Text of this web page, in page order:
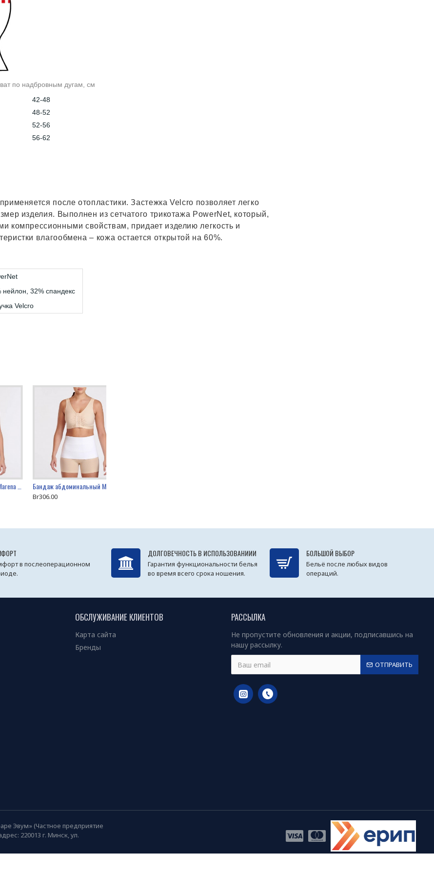
по надбровным дугам, см
42-48
48-52
52-56
56-62
после отопластики. Застежка Velcro позволяет легко
изделия. Выполнен из сетчатого трикотажа PowerNet, который,
компрессионными свойствам, придает изделию легкость и
влагообмена – кожа остается открытой на 60%.
нейлон, 32% спандекс
Velcro
AB3 Бандаж абдоминальный Marena AB3X
Br306.00
в послеоперационном
ДОЛГОВЕЧНОСТЬ В ИСПОЛЬЗОВАНИИИ
Гарантия функциональности белья
во время всего срока ношения.
БОЛЬШОЙ ВЫБОР
Бельё после любых видов
операций.
ОБСЛУЖИВАНИЕ КЛИЕНТОВ
Карта сайта
Бренды
РАССЫЛКА
Не пропустите обновления и акции, подписавшись на
нашу рассылку.
ОТПРАВИТЬ
Эвум» (Частное предприятие
220013 г. Минск, ул.